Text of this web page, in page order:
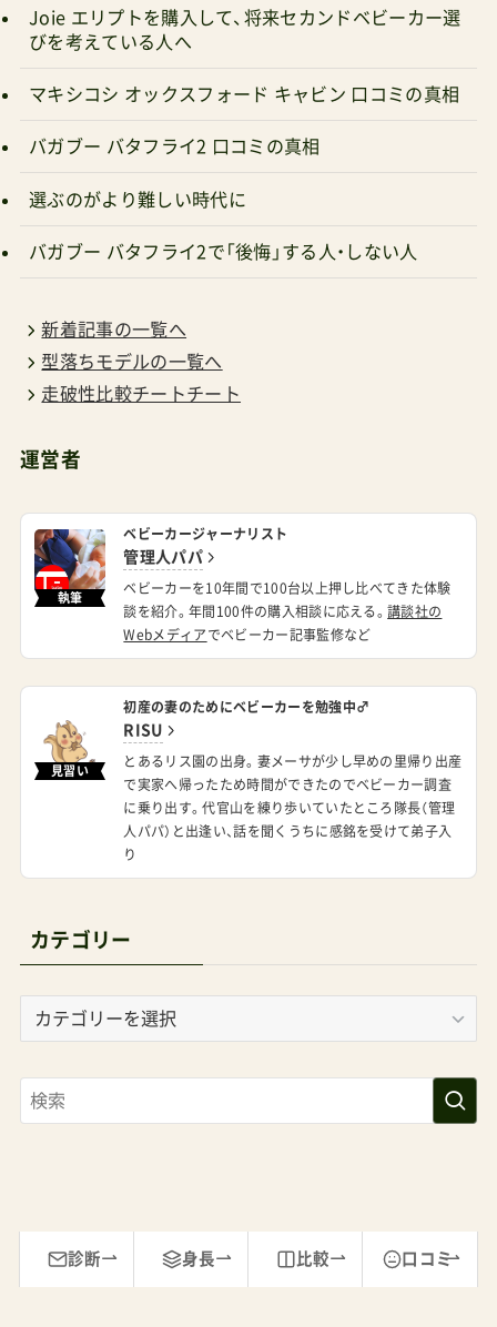
Joie エリプトを購入して、将来セカンドベビーカー選
びを考えている人へ
マキシコシ オックスフォード キャビン 口コミの真相
バガブー バタフライ2 口コミの真相
選ぶのがより難しい時代に
バガブー バタフライ2で「後悔」する人・しない人
新着記事の一覧へ
型落ちモデルの一覧へ
走破性比較チートチート
運営者
執筆
ベビーカージャーナリスト
管理人パパ
ベビーカーを10年間で100台以上押し比べてきた体験
談を紹介。年間100件の購入相談に応える。講談社の
Webメディア でベビーカー記事監修など
見習い
初産の妻のためにベビーカーを勉強中♂
RISU
とあるリス園の出身。妻メーサが少し早めの里帰り出産
で実家へ帰ったため時間ができたのでベビーカー調査
に乗り出す。代官山を練り歩いていたところ隊長（管理
人パパ）と出逢い、話を聞くうちに感銘を受けて弟子入
り
カテゴリー
リ
ー
診断 身長 比較 口コミ